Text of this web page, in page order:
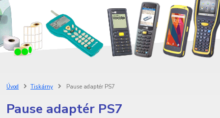
Úvod Tiskárny Pause adaptér PS7
Pause adaptér PS7